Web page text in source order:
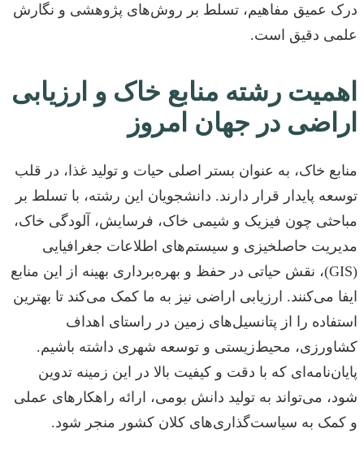
درک عمیق مفاهیم، تسلط بر روش‌های پژوهشی و نگارش
علمی دقیق است.
اهمیت رشته منابع خاک و ارزیابی
اراضی در جهان امروز
منابع خاک، به عنوان بستر اصلی حیات و تولید غذا، در قلب
توسعه پایدار قرار دارند. دانشجویان این رشته، با تسلط بر
مباحثی چون فیزیک و شیمی خاک، فرسایش، آلودگی خاک،
مدیریت حاصلخیزی و سیستم‌های اطلاعات جغرافیایی
(GIS)، نقش حیاتی در حفظ و بهره‌برداری بهینه از این منابع
ایفا می‌کنند. ارزیابی اراضی نیز به ما کمک می‌کند تا بهترین
استفاده را از پتانسیل‌های زمین در راستای اهداف
کشاورزی، محیط‌زیستی و توسعه شهری داشته باشیم.
پایان‌نامه‌ای که با دقت و کیفیت بالا در این زمینه تدوین
شود، می‌تواند به تولید دانش بومی، ارائه راهکارهای عملی
و کمک به سیاست‌گذاری‌های کلان کشور منجر شود.